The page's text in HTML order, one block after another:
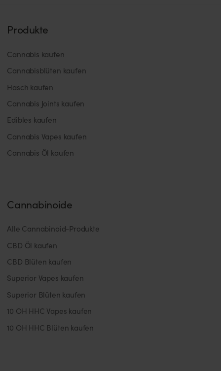
Produkte
Cannabis kaufen
Cannabisblüten kaufen
Hasch kaufen
Cannabis Joints kaufen
Edibles kaufen
Cannabis Vapes kaufen
Cannabis Öl kaufen
Cannabinoide
Alle Cannabinoid-Produkte
CBD Öl kaufen
CBD Blüten kaufen
Superior Vapes kaufen
Superior Blüten kaufen
10 OH HHC Vapes kaufen
10 OH HHC Blüten kaufen